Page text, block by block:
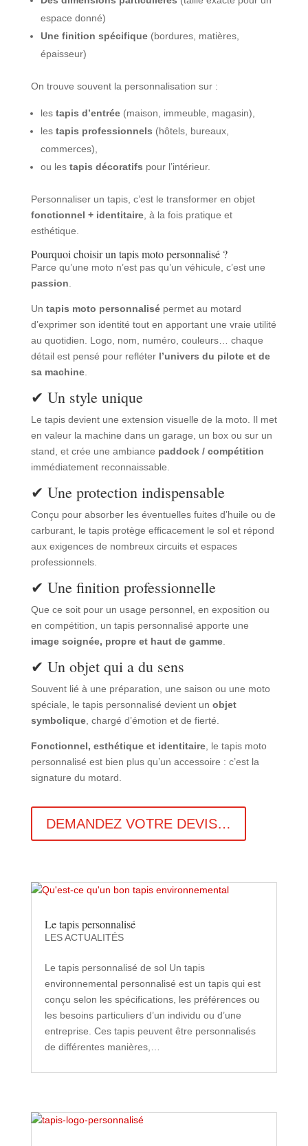
espace donné)
Une finition spécifique(bordures, matières,
épaisseur)
On trouve souvent la personnalisation sur :
les tapis d’entrée(maison, immeuble, magasin),
les tapis professionnels (hôtels, bureaux,
commerces),
ou les tapis décoratifs pour l’intérieur.
Personnaliser un tapis, c’est le transformer en objet
fonctionnel + identitaire, à la fois pratique et
esthétique.
Pourquoi choisir un tapis moto personnalisé ?
Parce qu’une moto n’est pas qu’un véhicule, c’est une
passion
Un tapis moto personnalisépermet au motard
d’exprimer son identité tout en apportant une vraie utilité
au quotidien. Logo, nom, numéro, couleurs… chaque
détail est pensé pour refléter l’univers du pilote et de
sa machine.
✔ Un style unique
Le tapis devient une extension visuelle de la moto. Il met
en valeur la machine dans un garage, un box ou sur un
stand, et crée une ambiance paddock / compétition
immédiatement reconnaissable.
✔ Une protection indispensable
Conçu pour absorber les éventuelles fuites d’huile ou de
carburant, le tapis protège efficacement le sol et répond
aux exigences de nombreux circuits et espaces
professionnels.
✔ Une finition professionnelle
Que ce soit pour un usage personnel, en exposition ou
en compétition, un tapis personnalisé apporte une
image soignée, propre et haut de gamme.
✔ Un objet qui a du sens
Souvent lié à une préparation, une saison ou une moto
spéciale, le tapis personnalisé devient un objet
symbolique, chargé d’émotion et de fierté.
Fonctionnel, esthétique et identitaire, le tapis moto
personnalisé est bien plus qu’un accessoire : c’est la
signature du motard.
DEMANDEZ VOTRE DEVIS…
Le tapis personnalisé
LES ACTUALITÉS
Le tapis personnalisé de sol Un tapis
environnemental personnalisé est un tapis qui est
conçu selon les spécifications, les préférences ou
les besoins particuliers d’un individu ou d’une
entreprise. Ces tapis peuvent être personnalisés
de différentes manières,…